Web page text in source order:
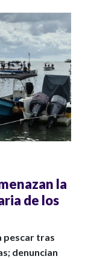
la
de los
pescar tras
denuncian